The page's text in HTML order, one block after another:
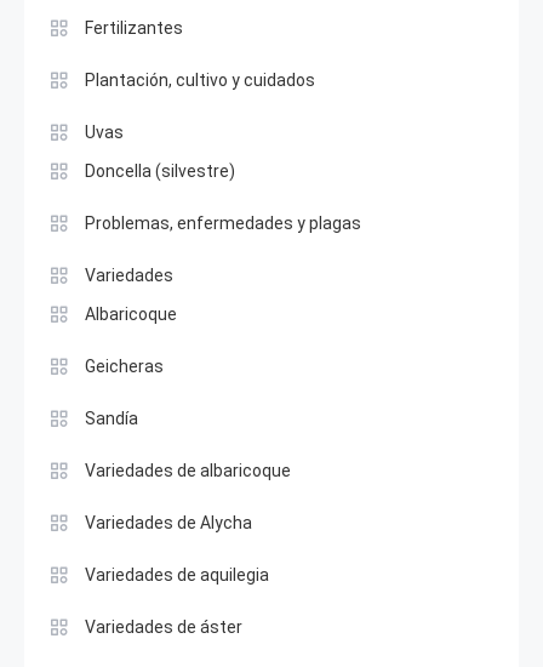
Fertilizantes
Plantación, cultivo y cuidados
Uvas
Doncella (silvestre)
Problemas, enfermedades y plagas
Variedades
Albaricoque
Geicheras
Sandía
Variedades de albaricoque
Variedades de Alycha
Variedades de aquilegia
Variedades de áster